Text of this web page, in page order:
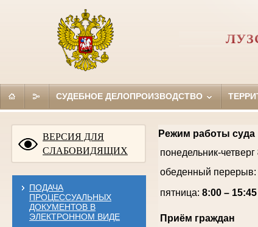
СУДЕБНОЕ ДЕЛОПРОИЗВОДСТВО
ВЕРСИЯ ДЛЯ
СЛАБОВИДЯЩИХ
ПОДАЧА
ПРОЦЕССУАЛЬНЫХ
ДОКУМЕНТОВ В
ЭЛЕКТРОННОМ ВИДЕ
Режим работы суда
понедельник-четверг
обеденный перерыв:
пятница:8:00 –
Приём граждан